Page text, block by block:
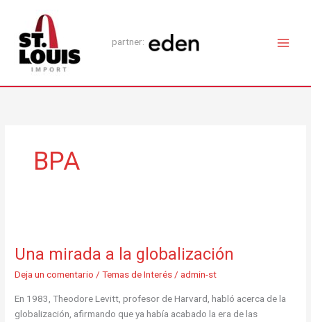
contenido
partner:
Menu
BPA
Una mirada a la globalización
Deja un comentario /Temas de Interés /admin-st
En 1983, Theodore Levitt, profesor de Harvard, habló acerca de la
globalización, afirmando que ya había acabado la era de las
globalización